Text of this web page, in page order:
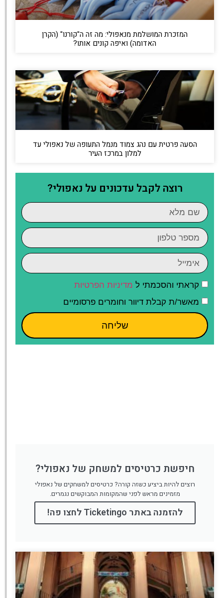
המזכרת המושלמת מנאפולי: מה זה ה"קורנו" (הקרן
האדומה) ואיפה קונים אותו?
הסעה פרטית עם נהג צמוד מנמל התעופה של נאפולי עד
למלון במרכז העיר
רוצה לקבל עדכונים על נאפולי?
קראתי והסכמתי ל מדיניות הפרטיות
מאשר/ת קבלת דיוור וחומרים פרסומיים
שליחה
חיפשת כרטיסים למשחק של נאפולי?
רוצים להיות ביציע כשזה קורה? כרטיסים למשחקים של נאפולי
מזמינים מראש לפני שהמקומות המבוקשים נגמרים.
להזמנה באתר Ticketingo לחצו פה!